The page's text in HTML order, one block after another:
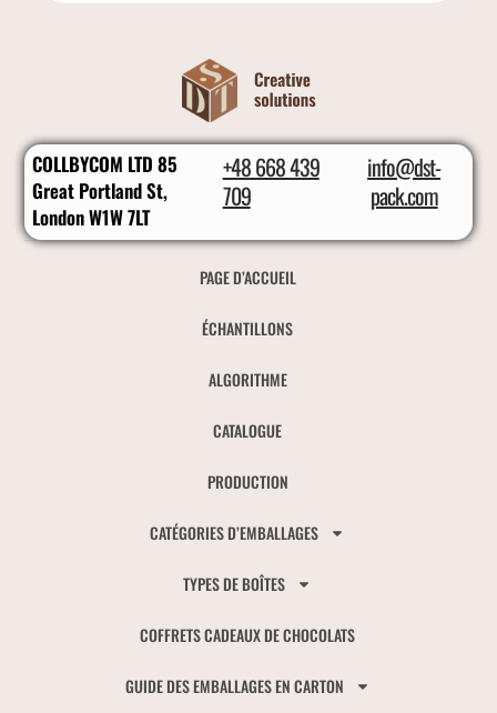
COLLBYCOM LTD 85
Great Portland St,
London W1W 7LT
+48 668 439
709
info@dst-
pack.com
PAGE D’ACCUEIL
ÉCHANTILLONS
ALGORITHME
CATALOGUE
PRODUCTION
CATÉGORIES D’EMBALLAGES
TYPES DE BOÎTES
COFFRETS CADEAUX DE CHOCOLATS
GUIDE DES EMBALLAGES EN CARTON